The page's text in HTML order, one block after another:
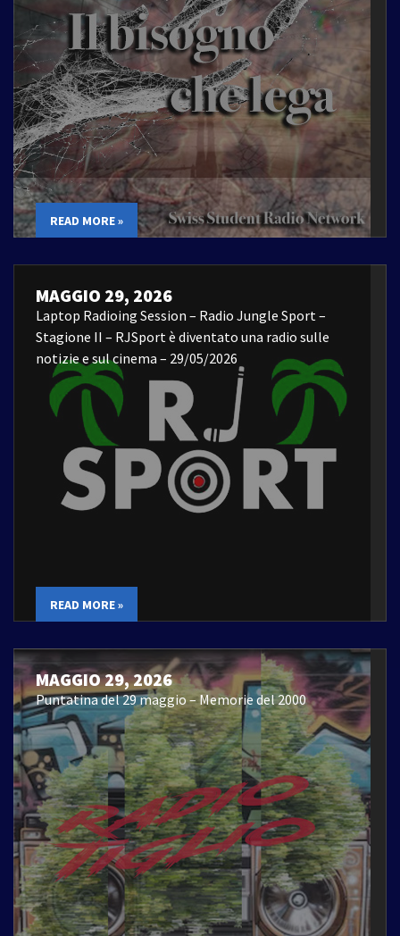
READ MORE »
MAGGIO 29, 2026
Laptop Radioing Session – Radio Jungle Sport –
Stagione II – RJSport è diventato una radio sulle
notizie e sul cinema – 29/05/2026
READ MORE »
MAGGIO 29, 2026
Puntatina del 29 maggio – Memorie del 2000